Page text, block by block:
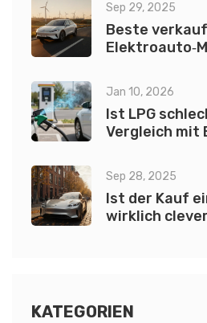
Sep 29, 2025
Beste
Jan 10, 2026
Ist LPG
Vergleich mit
Sep 28, 2025
Ist der Kauf
wirklich
KATEGORIEN